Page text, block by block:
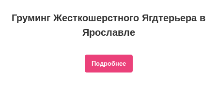
Груминг Жесткошерстного Ягдтерьера в
Ярославле
Подробнее